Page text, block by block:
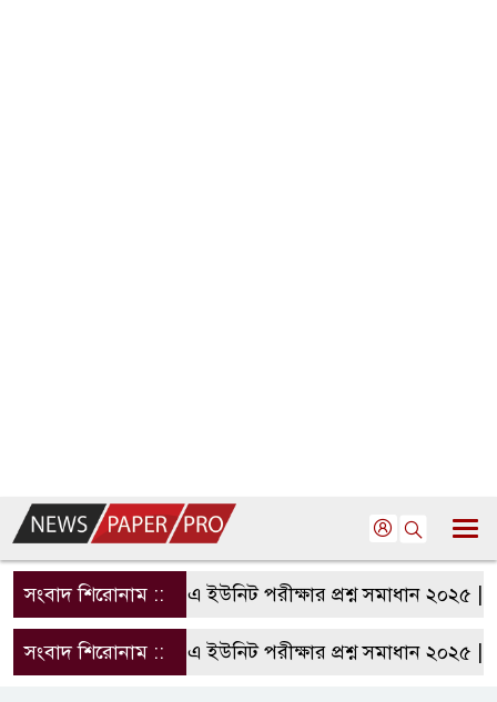
সংবাদ শিরোনাম ::রাবি এ ইউনিট পরীক্ষার প্রশ্ন সমাধান ২০২৫ |
সংবাদ শিরোনাম ::রাবি এ ইউনিট পরীক্ষার প্রশ্ন সমাধান ২০২৫ |